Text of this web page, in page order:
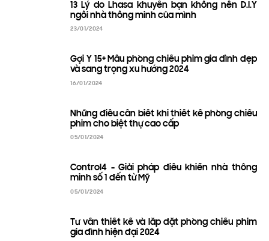
13 Lý do Lhasa khuyên bạn không nên D.I.Y
ngôi nhà thông minh của mình
23/01/2024
Gợi Ý 15+ Mẫu phòng chiếu phim gia đình đẹp
và sang trọng xu hướng 2024
16/01/2024
Những điều cần biết khi thiết kế phòng chiếu
phim cho biệt thự cao cấp
05/01/2024
Control4 - Giải pháp điều khiển nhà thông
minh số 1 đến từ Mỹ
05/01/2024
Tư vấn thiết kế và lắp đặt phòng chiếu phim
gia đình hiện đại 2024